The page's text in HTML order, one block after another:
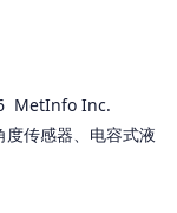
MetInfo Inc.
度传感器、电容式液